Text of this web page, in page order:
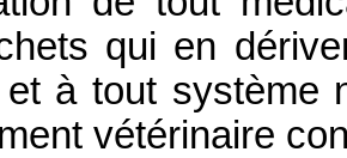
qui en
et à tout système
vétérinaire